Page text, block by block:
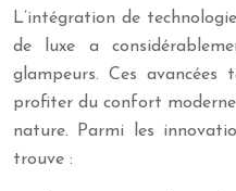
L’intégration de
de luxe a
glampeurs. Ces avancées
profiter du confort
nature. Parmi les
trouve :